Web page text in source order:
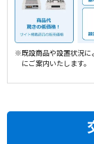
※既設商品や設置状況に
にご案内いたします。